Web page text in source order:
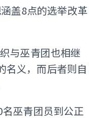
盖8点的选举改革
与巫青团也相继
义，而后者则自
巫青团员到公正